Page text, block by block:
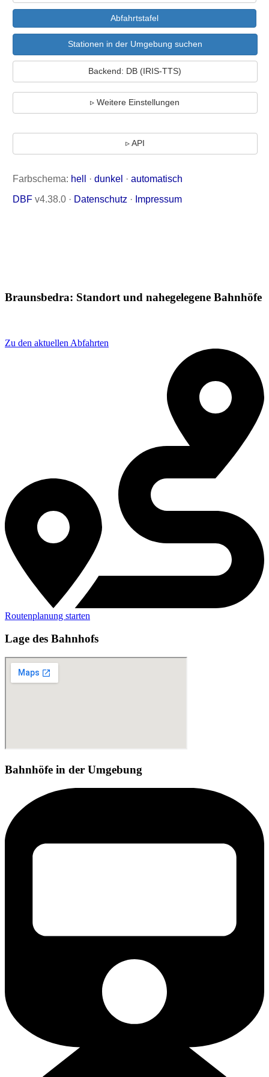
Braunsbedra: Standort und nahegelegene Bahnhöfe
Zu den aktuellen Abfahrten
Routenplanung starten
Lage des Bahnhofs
Bahnhöfe in der Umgebung